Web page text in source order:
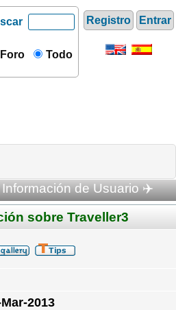
Registro Entrar
Foro Todo
de Usuario ✈️
sobre Traveller3
2013